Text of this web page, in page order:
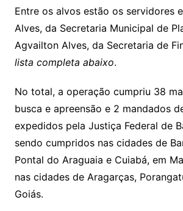
Entre os alvos estão os servidores
Alves, da Secretaria Municipal de
Agvailton Alves, da Secretaria de
lista completa abaixo.
No total, a operação cumpriu 38
busca e apreensão e 2 mandados
expedidos pela Justiça Federal de
sendo cumpridos nas cidades de
Pontal do Araguaia e Cuiabá, em
nas cidades de Aragarças,
Goiás.